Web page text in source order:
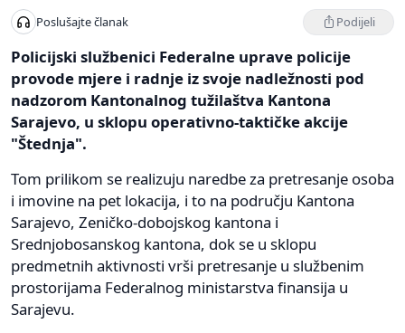
Poslušajte članak Podijeli
Policijski službenici Federalne uprave policije
provode mjere i radnje iz svoje nadležnosti pod
nadzorom Kantonalnog tužilaštva Kantona
Sarajevo, u sklopu operativno-taktičke akcije
"Štednja".
Tom prilikom se realizuju naredbe za pretresanje osoba
i imovine na pet lokacija, i to na području Kantona
Sarajevo, Zeničko-dobojskog kantona i
Srednjobosanskog kantona, dok se u sklopu
predmetnih aktivnosti vrši pretresanje u službenim
prostorijama Federalnog ministarstva finansija u
Sarajevu.